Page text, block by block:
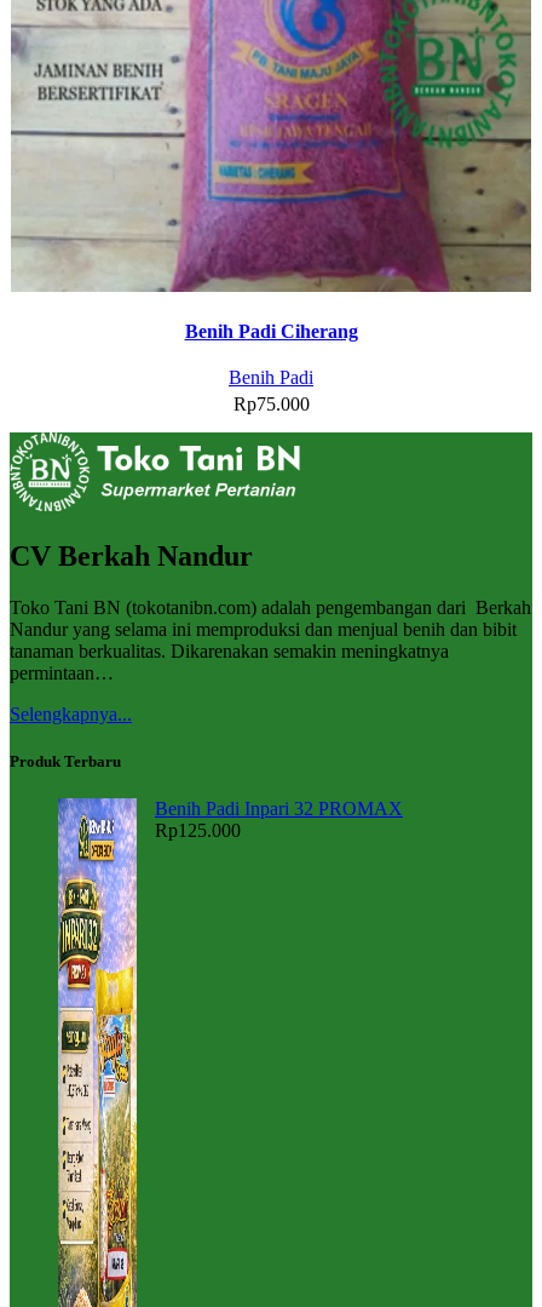
Benih Padi Ciherang
Benih Padi
Rp75.000
CV Berkah Nandur
Toko Tani BN (tokotanibn.com) adalah pengembangan dari Berkah
Nandur yang selama ini memproduksi dan menjual benih dan bibit
tanaman berkualitas. Dikarenakan semakin meningkatnya
permintaan…
Selengkapnya...
Produk Terbaru
Benih Padi Inpari 32 PROMAX
Rp125.000